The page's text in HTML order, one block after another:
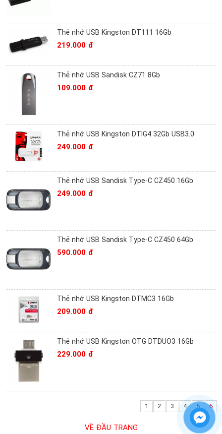
Thẻ nhớ USB Kingston DT111 16Gb
219.000 đ
Thẻ nhớ USB Sandisk CZ71 8Gb
109.000 đ
Thẻ nhớ USB Kingston DTIG4 32Gb USB3.0
249.000 đ
Thẻ nhớ USB Sandisk Type-C CZ450 16Gb
249.000 đ
Thẻ nhớ USB Sandisk Type-C CZ450 64Gb
590.000 đ
Thẻ nhớ USB Kingston DTMC3 16Gb
209.000 đ
Thẻ nhớ USB Kingston OTG DTDUO3 16Gb
229.000 đ
1 2 3 4 5 6
VỀ ĐẦU TRANG